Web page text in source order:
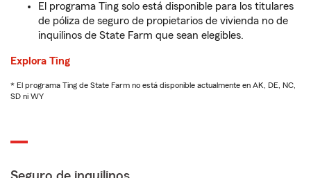
El programa Ting solo está disponible para los titulares
de póliza de seguro de propietarios de vivienda no de
inquilinos de State Farm que sean elegibles.
Explora Ting
* El programa Ting de State Farm no está disponible actualmente en AK, DE, NC,
SD ni WY